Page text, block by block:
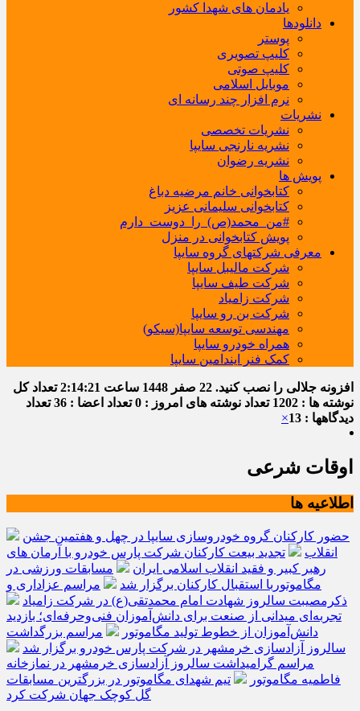
یادمان های شهدا کشور
دانلودها
پوستر
کلیپ تصویری
کلیپ صوتی
موبایل اسلامی
نرم افزار چند رسانه ای
نشریات
نشریات تخصصی
نشریه نارنجی سایپا
نشریه رضوان
پویش ها
کتابخوانی خانم مرضیه دباغ
کتابخوانی سلیمانی عزیز
#من_محمد(ص)_را_دوست_دارم
پویش کتابخوانی در منزل
معرفی شرکتهای گروه سایپا
شرکت مالیبل سایپا
شرکت طیف سایپا
شرکت زامیاد
شرکت بن رو سایپا
مهندسی توسعه سایپا(سیکو)
همراه خودرو سایپا
کمک فنر ایندامین سایپا
افزونه جلالی را نصب کنید. 22 صفر 1448 ساعت 2:14:21تعداد کل
نوشته ها : 1202
تعداد نوشته های امروز : 0 تعداد اعضا : 36
تعداد
دیدگاهها : 13
×
اوقات شرعی
اطلاعیه ها
حضور کارکنان گروه خودروسازی سایپا در چهل و هفتمین جشن
انقلاب
تجدید بیعت کارکنان شرکت پارس خودرو با آرمان های
رهبر کبیر و فقید انقلاب اسلامی ایران
مسابقات ورزشی در
مگاموتوربا استقبال کارکنان برگزار شد
مراسم عزاداری و
ذکرمصیبت سالروز شهادت امام محمدتقی(ع) در شرکت زامیاد
تجربه‌ای میدانی از صنعت برای دانش‌آموزان فنی‌وحرفه‌ای؛ بازدید
دانش‌آموزان از خطوط تولید مگاموتور
مراسم بزرگداشت
سالروز آزادسازی خرمشهر در شرکت پارس خودرو برگزار شد
مراسم گرامیداشت سالروز آزادسازی خرمشهر در نمازخانه
فاطمیه مگاموتور
تیم شهدای مگاموتور در بزرگترین مسابقات
گل کوچک جهان شرکت کرد